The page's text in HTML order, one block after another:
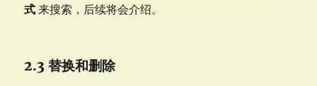
式 来搜索，后续将会介绍。
2.3 替换和删除